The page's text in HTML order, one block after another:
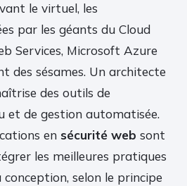
le virtuel, les
par les géants du Cloud
Services, Microsoft Azure
des sésames. Un architecte
des outils de
et de gestion automatisée.
en sécurité web sont
les meilleures pratiques
selon le principe